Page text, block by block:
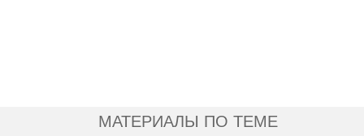
МАТЕРИАЛЫ ПО ТЕМЕ